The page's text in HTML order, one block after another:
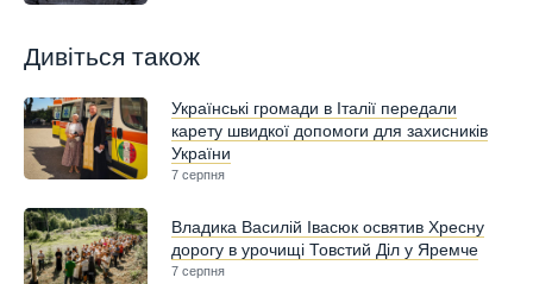
Дивіться також
Українські громади в Італії передали
карету швидкої допомоги для захисників
України
7 серпня
Владика Василій Івасюк освятив Хресну
дорогу в урочищі Товстий Діл у Яремче
7 серпня